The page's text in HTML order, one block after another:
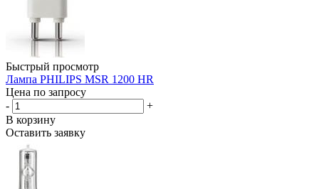
Быстрый просмотр
Лампа PHILIPS MSR 1200 HR
Цена по запросу
-
+
В корзину
Оставить заявку